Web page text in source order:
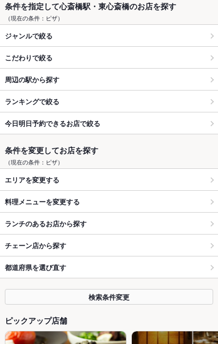
条件を指定して心斎橋駅・東心斎橋のお店を探す
（現在の条件：ピザ）
ジャンルで絞る
こだわりで絞る
周辺の駅から探す
ランキングで絞る
今日明日予約できるお店で絞る
条件を変更してお店を探す
（現在の条件：ピザ）
エリアを変更する
料理メニューを変更する
ランチのあるお店から探す
チェーン店から探す
都道府県を選び直す
検索条件変更
ピックアップ店舗